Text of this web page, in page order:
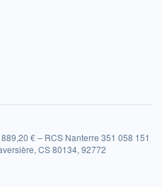
€ – RCS Nanterre 351 058 151
CS 80134, 92772